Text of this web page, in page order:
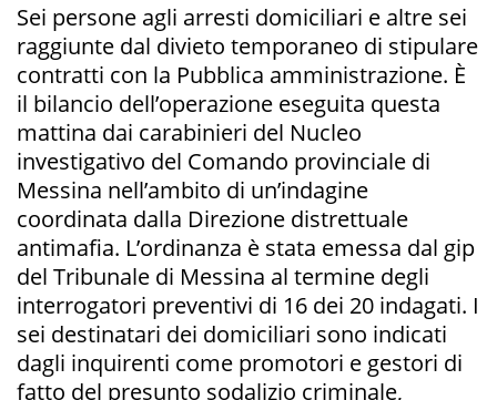
Sei persone agli arresti domiciliari e altre sei
raggiunte dal divieto temporaneo di stipulare
contratti con la Pubblica amministrazione. È
il bilancio dell’operazione eseguita questa
mattina dai carabinieri del Nucleo
investigativo del Comando provinciale di
Messina nell’ambito di un’indagine
coordinata dalla Direzione distrettuale
antimafia. L’ordinanza è stata emessa dal gip
del Tribunale di Messina al termine degli
interrogatori preventivi di 16 dei 20 indagati. I
sei destinatari dei domiciliari sono indicati
dagli inquirenti come promotori e gestori di
fatto del presunto sodalizio criminale,